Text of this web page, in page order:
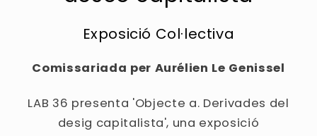
Exposició Col·lectiva
Comissariada per Aurélien Le Genissel
LAB 36 presenta 'Objecte a. Derivades del
desig capitalista', una exposició